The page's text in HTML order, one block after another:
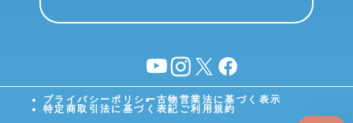
YouTubeinstagram
X facebook
プライバシーポリシー古物営業法に基づく表示
特定商取引法に基づく表記 ご利用規約